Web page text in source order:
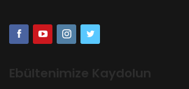
Ebültenimize Kaydolun